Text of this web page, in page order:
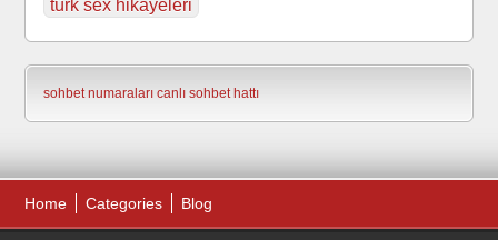
türk sex hikayeleri
sohbet numaraları canlı sohbet hattı
Home Categories Blog